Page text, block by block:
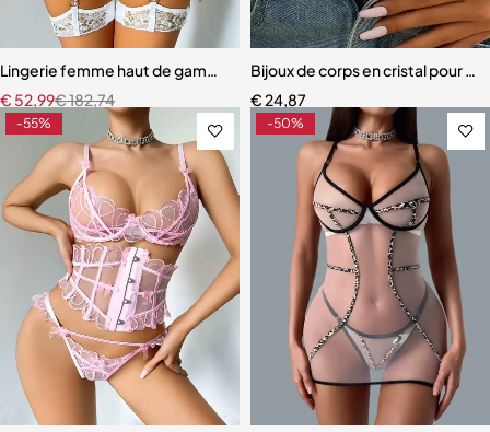
Lingerie femme haut de gamme – Dentelle raffinée avec effet
€182,74
€ 52,99
Bijoux de corps en cristal pour
€24,87
-55% -50%